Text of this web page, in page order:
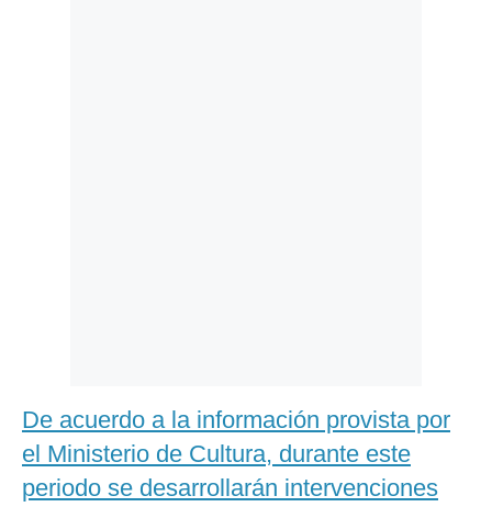
De acuerdo a la información provista por
el Ministerio de Cultura, durante este
periodo se desarrollarán intervenciones